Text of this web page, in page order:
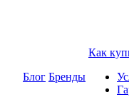
Блог Бренды
Как